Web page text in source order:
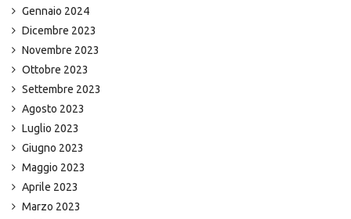
Gennaio 2024
Dicembre 2023
Novembre 2023
Ottobre 2023
Settembre 2023
Agosto 2023
Luglio 2023
Giugno 2023
Maggio 2023
Aprile 2023
Marzo 2023